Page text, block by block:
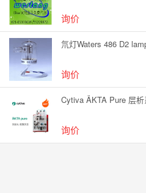
询价
氘灯Waters 486 D2
询价
Cytiva ÄKTA Pure 层
询价